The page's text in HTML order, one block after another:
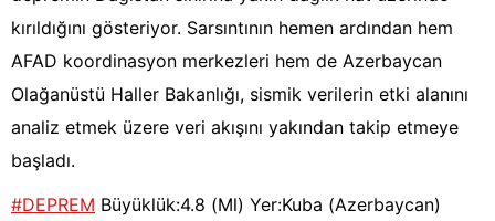
kırıldığını gösteriyor. Sarsıntının hemen ardından hem
AFAD koordinasyon merkezleri hem de Azerbaycan
Olağanüstü Haller Bakanlığı, sismik verilerin etki alanını
analiz etmek üzere veri akışını yakından takip etmeye
başladı.
#DEPREM Büyüklük:4.8 (Ml) Yer:Kuba (Azerbaycan)